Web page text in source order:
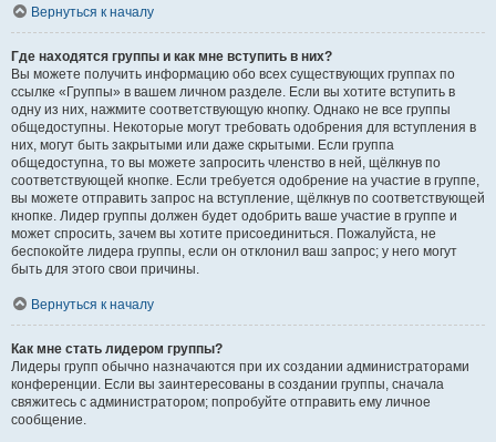
Вернуться к началу
Где находятся группы и как мне вступить в них?
Вы можете получить информацию обо всех существующих группах по
ссылке «Группы» в вашем личном разделе. Если вы хотите вступить в
одну из них, нажмите соответствующую кнопку. Однако не все группы
общедоступны. Некоторые могут требовать одобрения для вступления в
них, могут быть закрытыми или даже скрытыми. Если группа
общедоступна, то вы можете запросить членство в ней, щёлкнув по
соответствующей кнопке. Если требуется одобрение на участие в группе,
вы можете отправить запрос на вступление, щёлкнув по соответствующей
кнопке. Лидер группы должен будет одобрить ваше участие в группе и
может спросить, зачем вы хотите присоединиться. Пожалуйста, не
беспокойте лидера группы, если он отклонил ваш запрос; у него могут
быть для этого свои причины.
Вернуться к началу
Как мне стать лидером группы?
Лидеры групп обычно назначаются при их создании администраторами
конференции. Если вы заинтересованы в создании группы, сначала
свяжитесь с администратором; попробуйте отправить ему личное
сообщение.